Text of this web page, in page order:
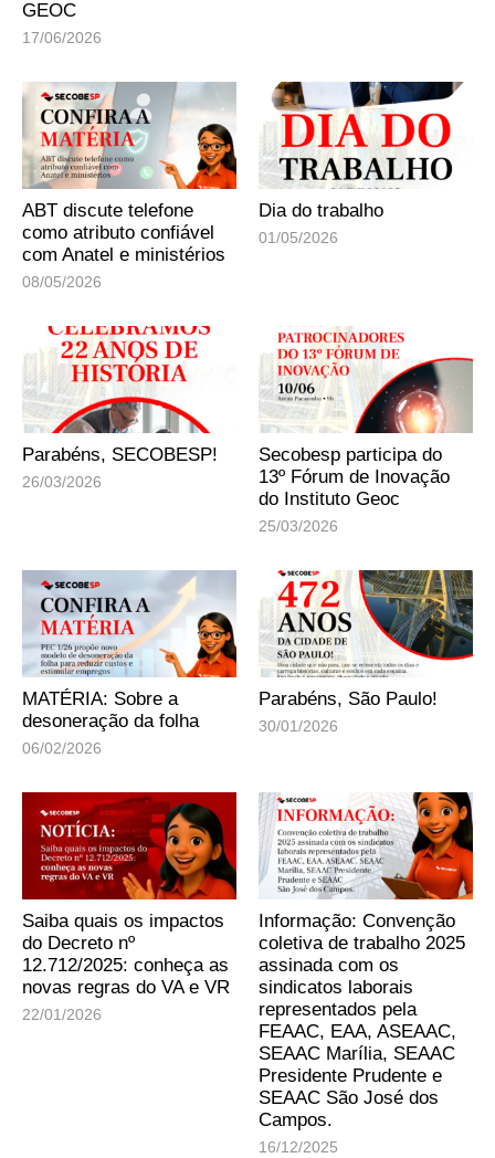
GEOC
17/06/2026
ABT discute telefone
como atributo confiável
com Anatel e ministérios
08/05/2026
Dia do trabalho
01/05/2026
Parabéns, SECOBESP!
26/03/2026
Secobesp participa do
13º Fórum de Inovação
do Instituto Geoc
25/03/2026
MATÉRIA: Sobre a
desoneração da folha
06/02/2026
Parabéns, São Paulo!
30/01/2026
Saiba quais os impactos
do Decreto nº
12.712/2025: conheça as
novas regras do VA e VR
22/01/2026
Informação: Convenção
coletiva de trabalho 2025
assinada com os
sindicatos laborais
representados pela
FEAAC, EAA, ASEAAC,
SEAAC Marília, SEAAC
Presidente Prudente e
SEAAC São José dos
Campos.
16/12/2025